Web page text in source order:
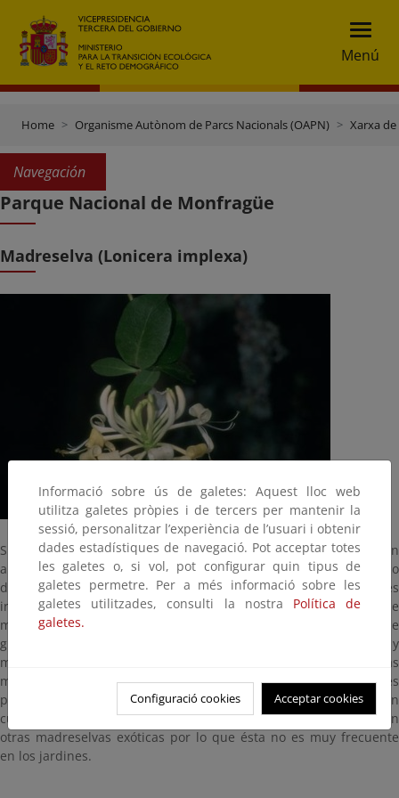
Menú
Home Organisme Autònom de Parcs Nacionals (OAPN) Xarxa
Navegación
Parque Nacional de Monfragüe
Madreselva (Lonicera implexa)
Su nombre latino significa entrelazada, enmarañada. Es un
arbusto trepador de hojas opuestas que en la zona superior bajo
de la inflorescencia, aparecen totalmente soldadas. Tiene flores
irregulares en forma de tubo estrecho y alargado. Es una especie
mediterránea que se encuentra en el piso inferior y montano de
gran parte de la Península, especialmente en su mitad oriental y
meridional y en las islas Baleares. Los frutos de ésta y de otras
madreselvas son venenosos en mayor o menor grado, e irritantes
para las mucosas y la piel. Las especies de este género son
cultivadas como ornamentales aunque normalmente se prefieren
otras madreselvas exóticas por lo que ésta no es muy frecuente
en los jardines.
Informació sobre ús de galetes: Aquest lloc web
utilitza galetes pròpies i de tercers per mantenir la
sessió, personalitzar l’experiència de l’usuari i obtenir
dades estadístiques de navegació. Pot acceptar totes
les galetes o, si vol, pot configurar quin tipus de
galetes permetre. Per a més informació sobre les
galetes utilitzades, consulti la nostra Política de
galetes.
Configuració cookies Acceptar cookies